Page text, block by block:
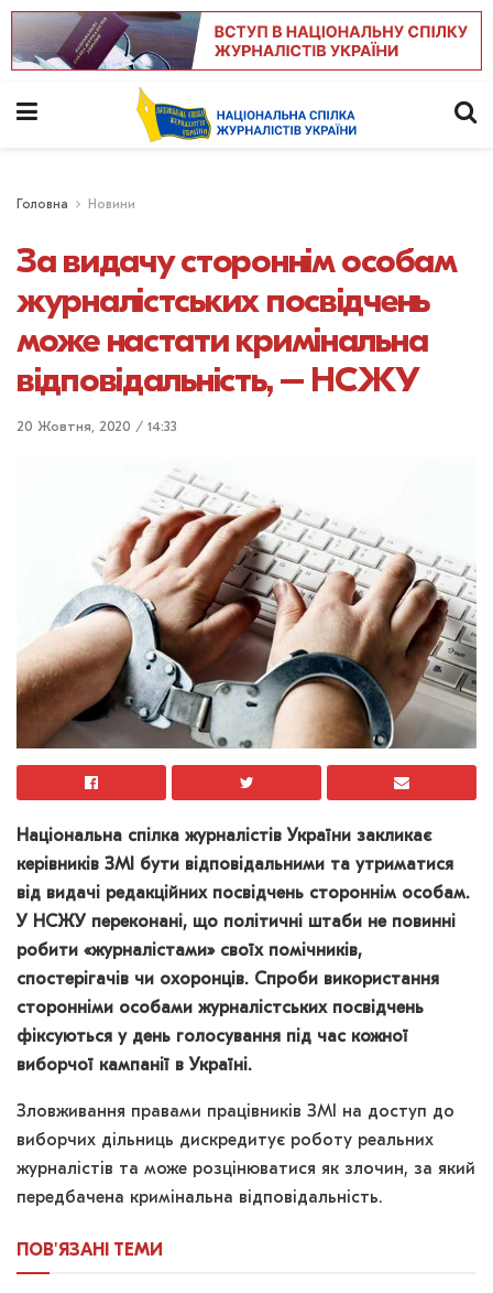
Головна Новини
За видачу стороннім особам
журналістських посвідчень
може настати кримінальна
відповідальність, – НСЖУ
20 Жовтня, 2020 / 14:33
Національна спілка журналістів України закликає
керівників ЗМІ бути відповідальними та утриматися
від видачі редакційних посвідчень стороннім особам.
У НСЖУ переконані, що політичні штаби не повинні
робити «журналістами» своїх помічників,
спостерігачів чи охоронців. Спроби використання
сторонніми особами журналістських посвідчень
фіксуються у день голосування під час кожної
виборчої кампанії в Україні.
Зловживання правами працівників ЗМІ на доступ до
виборчих дільниць дискредитує роботу реальних
журналістів та може розцінюватися як злочин, за який
передбачена кримінальна відповідальність.
ПОВ'ЯЗАНІ ТЕМИ